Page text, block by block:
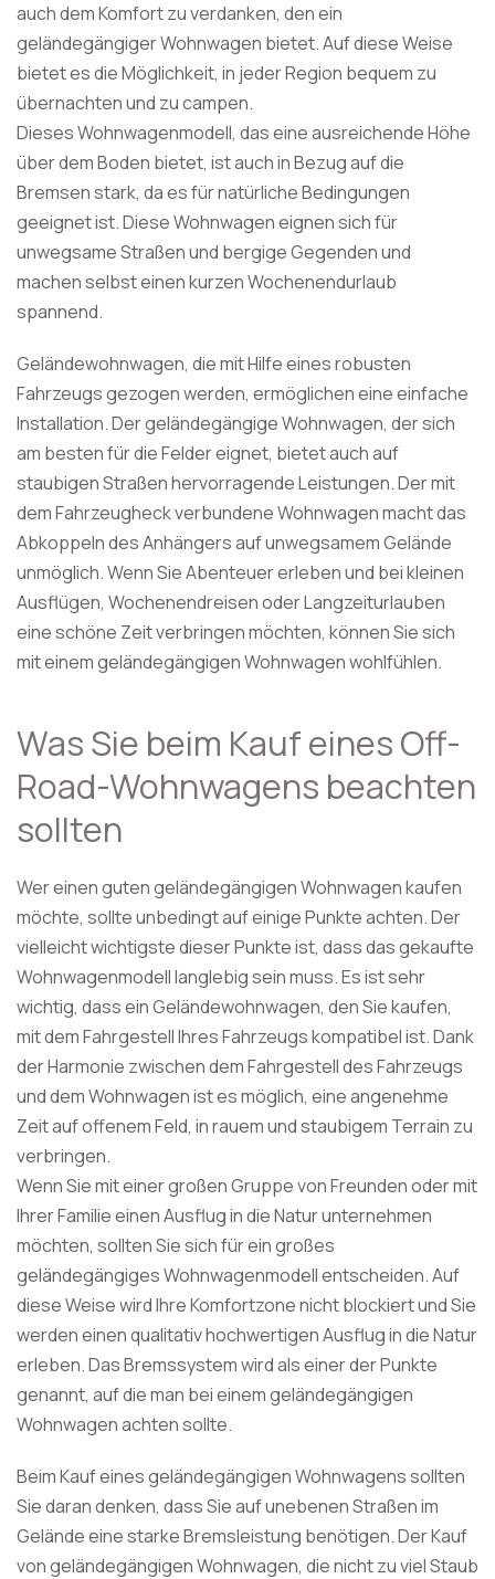
auch dem Komfort zu verdanken, den ein
geländegängiger Wohnwagen bietet. Auf diese Weise
bietet es die Möglichkeit, in jeder Region bequem zu
übernachten und zu campen.
Dieses Wohnwagenmodell, das eine ausreichende Höhe
über dem Boden bietet, ist auch in Bezug auf die
Bremsen stark, da es für natürliche Bedingungen
geeignet ist. Diese Wohnwagen eignen sich für
unwegsame Straßen und bergige Gegenden und
machen selbst einen kurzen Wochenendurlaub
spannend.
Geländewohnwagen, die mit Hilfe eines robusten
Fahrzeugs gezogen werden, ermöglichen eine einfache
Installation. Der geländegängige Wohnwagen, der sich
am besten für die Felder eignet, bietet auch auf
staubigen Straßen hervorragende Leistungen. Der mit
dem Fahrzeugheck verbundene Wohnwagen macht das
Abkoppeln des Anhängers auf unwegsamem Gelände
unmöglich. Wenn Sie Abenteuer erleben und bei kleinen
Ausflügen, Wochenendreisen oder Langzeiturlauben
eine schöne Zeit verbringen möchten, können Sie sich
mit einem geländegängigen Wohnwagen wohlfühlen.
Was Sie beim Kauf eines Off-
Road-Wohnwagens beachten
sollten
Wer einen guten geländegängigen Wohnwagen kaufen
möchte, sollte unbedingt auf einige Punkte achten. Der
vielleicht wichtigste dieser Punkte ist, dass das gekaufte
Wohnwagenmodell langlebig sein muss. Es ist sehr
wichtig, dass ein Geländewohnwagen, den Sie kaufen,
mit dem Fahrgestell Ihres Fahrzeugs kompatibel ist. Dank
der Harmonie zwischen dem Fahrgestell des Fahrzeugs
und dem Wohnwagen ist es möglich, eine angenehme
Zeit auf offenem Feld, in rauem und staubigem Terrain zu
verbringen.
Wenn Sie mit einer großen Gruppe von Freunden oder mit
Ihrer Familie einen Ausflug in die Natur unternehmen
möchten, sollten Sie sich für ein großes
geländegängiges Wohnwagenmodell entscheiden. Auf
diese Weise wird Ihre Komfortzone nicht blockiert und Sie
werden einen qualitativ hochwertigen Ausflug in die Natur
erleben. Das Bremssystem wird als einer der Punkte
genannt, auf die man bei einem geländegängigen
Wohnwagen achten sollte.
Beim Kauf eines geländegängigen Wohnwagens sollten
Sie daran denken, dass Sie auf unebenen Straßen im
Gelände eine starke Bremsleistung benötigen. Der Kauf
von geländegängigen Wohnwagen, die nicht zu viel Staub